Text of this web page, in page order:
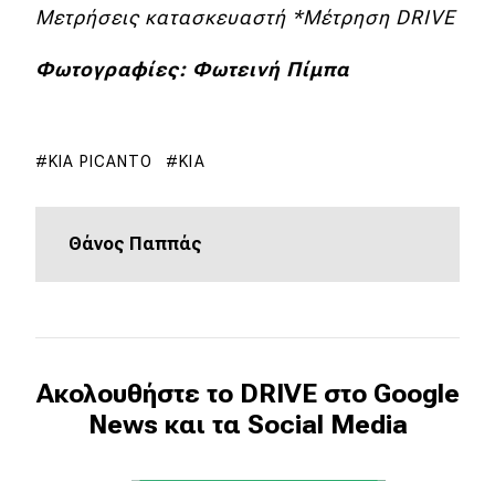
Μετρήσεις κατασκευαστή *Μέτρηση DRIVE
Φωτογραφίες: Φωτεινή Πίμπα
KIA PICANTO KIA
Θάνος Παππάς
Ακολουθήστε το DRIVE στο Google
News και τα Social Media